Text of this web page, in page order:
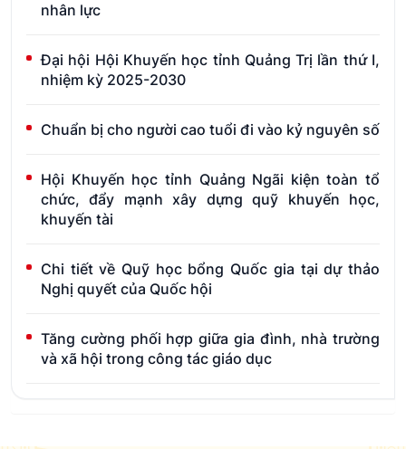
nhân lực
Đại hội Hội Khuyến học tỉnh Quảng Trị lần thứ I,
nhiệm kỳ 2025-2030
Chuẩn bị cho người cao tuổi đi vào kỷ nguyên số
Hội Khuyến học tỉnh Quảng Ngãi kiện toàn tổ
chức, đẩy mạnh xây dựng quỹ khuyến học,
khuyến tài
Chi tiết về Quỹ học bổng Quốc gia tại dự thảo
Nghị quyết của Quốc hội
Tăng cường phối hợp giữa gia đình, nhà trường
và xã hội trong công tác giáo dục